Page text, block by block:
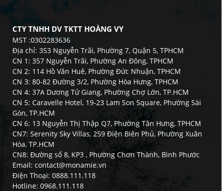
CTY TNHH DV TKTT HOÀNG VY
MST :0302283636
Địa chỉ: 353 Nguyễn Trãi, Phường 7, Quận 5, TPHCM
CN 1: 357 Nguyễn Trãi, Phường An Đông, TPHCM
CN 2: 114 Hồ Văn Huê, Phường Đức Nhuận, TPHCM
CN 3: 80-82 Đường 3/2, Phường Hòa Hưng, TPHCM
CN 4: 37A Dương Tử Giang, Phường Chợ Lớn, TP.HCM
CN 5: Caravelle Hotel, 19-23 Lam Son Square, Phường Sài
Gòn, TP.HCM
CN 6: 13 Nguyễn Thị Thập Q7, Phường Tân Hưng, TPHCM
CN7: Serenity Sky Villas, 259 Điện Biên Phủ, Phường Xuân
Hòa, TP.HCM
CN8: Đường số 8, KP3 , Phường Chơn Thành, Bình Phước
Email: contact@monamie.vn
Điện Thoại: 0888.111.118
Hotline: 0968.111.118